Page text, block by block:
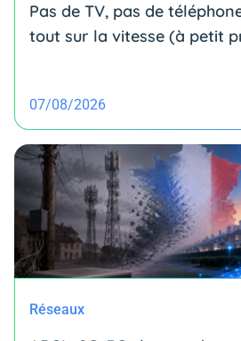
Pas de TV, pas de
tout sur la vitesse (à petit
07/08/2026
Réseaux